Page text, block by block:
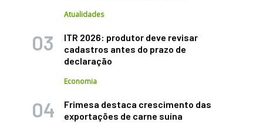
Atualidades
ITR 2026: produtor deve revisar
cadastros antes do prazo de
declaração
Economia
Frimesa destaca crescimento das
exportações de carne suína